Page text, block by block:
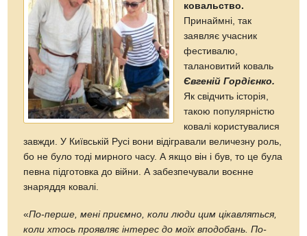
ковальство.
Принаймні, так
заявляє учасник
фестивалю,
талановитий коваль
Євгеній Гордієнко.
Як свідчить історія,
такою популярністю
ковалі користувалися
завжди. У Київській Русі вони відігравали величезну роль,
бо не було тоді мирного часу. А якщо він і був, то це була
певна підготовка до війни. А забезпечували воєнне
знаряддя ковалі.
«По-перше, мені приємно, коли люди цим цікавляться,
коли хтось проявляє інтерес до моїх вподобань. По-